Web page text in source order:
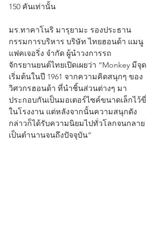
150 คันเท่านั้น
มร.ทาคาโนริ มารุยามะ รองประธาน
กรรมการบริหาร บริษัท ไทยฮอนด้า แมนู
แฟคเจอริ่ง จำกัด ผู้นำวงการรถ
จักรยานยนต์ไทยเปิดเผยว่า “Monkey มีจุด
เริ่มต้นในปี 1961 จากความคิดสนุกๆ ของ
วิศวกรฮอนด้า ที่นำชิ้นส่วนต่างๆ มา
ประกอบกันเป็นมอเตอร์ไซค์ขนาดเล็กไว้ขี่
ในโรงงาน แต่หลังจากนั้นความสนุกดัง
กล่าวก็ได้รับความนิยมไปทั่วโลกจนกลาย
เป็นตำนานจนถึงปัจจุบัน”